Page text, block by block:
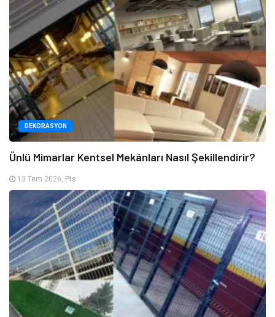
DEKORASYON
Ünlü Mimarlar Kentsel Mekânları Nasıl Şekillendirir?
13 Tem 2026, Pts